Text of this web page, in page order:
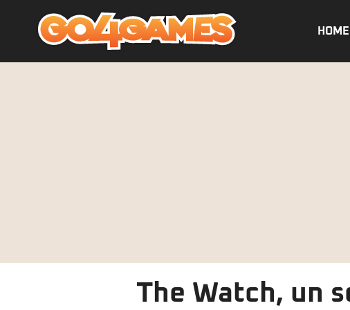
HOME
The Watch, un